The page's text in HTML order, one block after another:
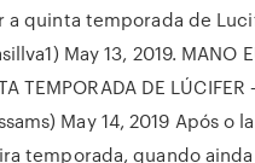
a quinta temporada de
May 13, 2019. MANO
TEMPORADA DE LÚCIFER
May 14, 2019 Após o
temporada, quando ainda